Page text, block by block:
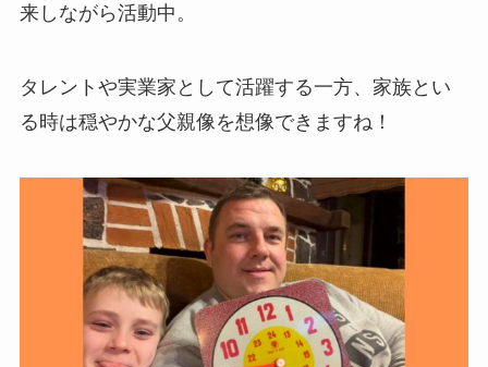
来しながら活動中。
タレントや実業家として活躍する一方、家族とい
る時は穏やかな父親像を想像できますね！